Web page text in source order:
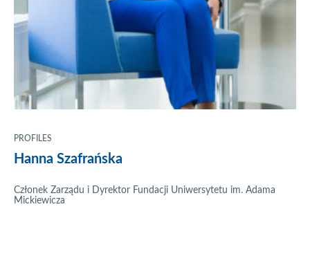
PROFILES
Hanna Szafrańska
Członek Zarządu i Dyrektor Fundacji Uniwersytetu im. Adama
Mickiewicza